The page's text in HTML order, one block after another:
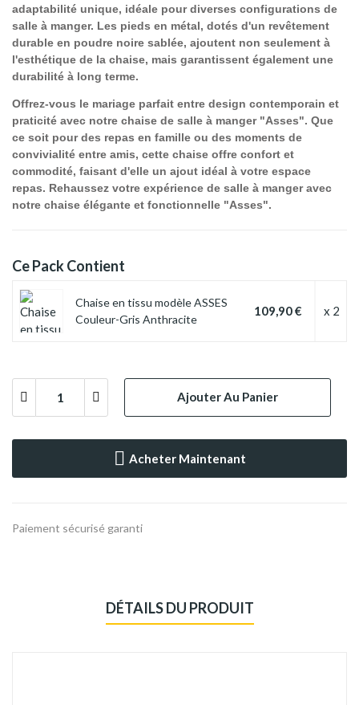
adaptabilité unique, idéale pour diverses configurations de
salle à manger. Les pieds en métal, dotés d'un revêtement
durable en poudre noire sablée, ajoutent non seulement à
l'esthétique de la chaise, mais garantissent également une
durabilité à long terme.
Offrez-vous le mariage parfait entre design contemporain et
praticité avec notre chaise de salle à manger "Asses". Que
ce soit pour des repas en famille ou des moments de
convivialité entre amis, cette chaise offre confort et
commodité, faisant d'elle un ajout idéal à votre espace
repas. Rehaussez votre expérience de salle à manger avec
notre chaise élégante et fonctionnelle "Asses".
Ce Pack Contient
Chaise en tissu modèle ASSES
Couleur-Gris Anthracite
109,90 € x 2
Ajouter Au Panier
Acheter Maintenant
Paiement sécurisé garanti
DÉTAILS DU PRODUIT